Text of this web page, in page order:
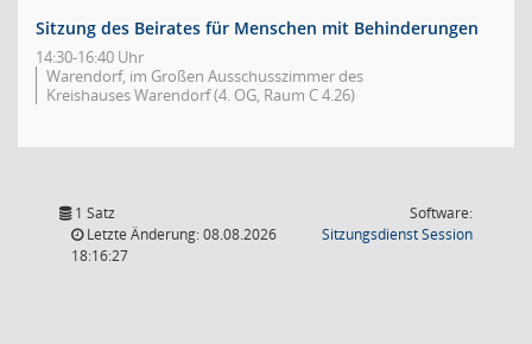
Sitzung des Beirates für Menschen mit Behinderungen
14:30-16:40 Uhr
Warendorf, im Großen Ausschusszimmer des
Kreishauses Warendorf (4. OG, Raum C 4.26)
1 Satz
Letzte Änderung: 08.08.2026
18:16:27
Software:
SitzungsdienstSession(Wird in